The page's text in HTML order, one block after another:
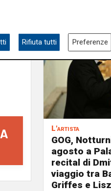
L'artista
GOG,
agosto a
recital di
viaggio tra
Griffes e
Rifiuta tutti Preferenze